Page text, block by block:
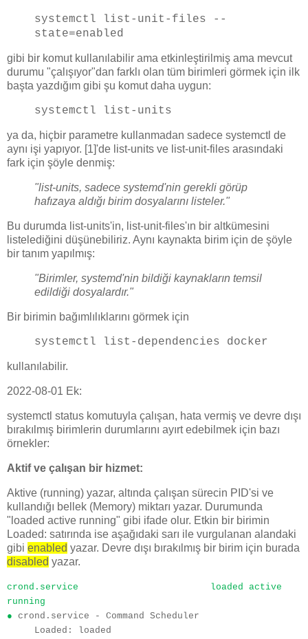
systemctl list-unit-files --
state=enabled
gibi bir komut kullanılabilir ama etkinleştirilmiş ama mevcut
durumu "çalışıyor"dan farklı olan tüm birimleri görmek için ilk
başta yazdığım gibi şu komut daha uygun:
systemctl list-units
ya da, hiçbir parametre kullanmadan sadece systemctl de
aynı işi yapıyor. [1]'de list-units ve list-unit-files arasındaki
fark için şöyle denmiş:
"list-units, sadece systemd'nin gerekli görüp
hafızaya aldığı birim dosyalarını listeler."
Bu durumda list-units'in, list-unit-files'ın bir altkümesini
listelediğini düşünebiliriz. Aynı kaynakta birim için de şöyle
bir tanım yapılmış:
"Birimler, systemd'nin bildiği kaynakların temsil
edildiği dosyalardır."
Bir birimin bağımlılıklarını görmek için
systemctl list-dependencies docker
kullanılabilir.
2022-08-01 Ek:
systemctl status komutuyla çalışan, hata vermiş ve devre dışı
bırakılmış birimlerin durumlarını ayırt edebilmek için bazı
örnekler:
Aktif ve çalışan bir hizmet:
Aktive (running) yazar, altında çalışan sürecin PID'si ve
kullandığı bellek (Memory) miktarı yazar. Durumunda
"loaded active running" gibi ifade olur. Etkin bir birimin
Loaded: satırında ise aşağıdaki sarı ile vurgulanan alandaki
gibi enabled yazar. Devre dışı bırakılmış bir birim için burada
disabled yazar.
crond.service
loaded active
running
● crond.service - Command Scheduler
Loaded: loaded